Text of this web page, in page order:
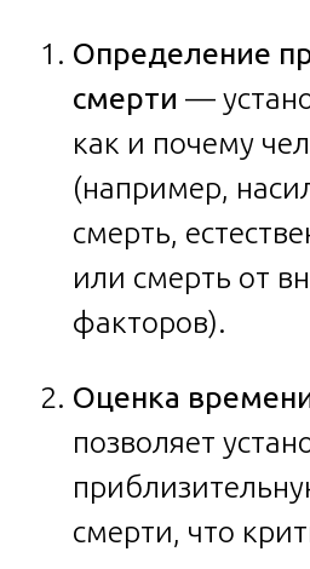
Определение
смерти —
как и почему
(например,
смерть,
или смерть от
факторов).
Оценка
позволяет
смерти, что